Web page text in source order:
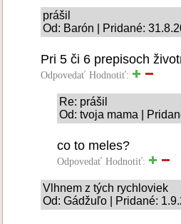
prášil
Od: Barón | Pridané:
Pri 5 či 6 prepisoch
Odpovedať Hodnotiť:
Re: prášil
Od: tvoja mama |
co to meles?
Odpovedať Hodnotiť:
Vlhnem z tých rychloviek
Od: Gádžuľo | Pridané: